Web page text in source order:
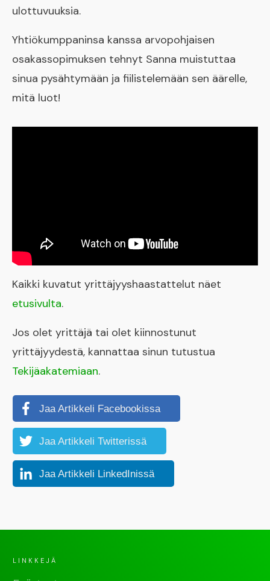
ulottuvuuksia.
Yhtiökumppaninsa kanssa arvopohjaisen
osakassopimuksen tehnyt Sanna muistuttaa
sinua pysähtymään ja fiilistelemään sen äärelle,
mitä luot!
Kaikki kuvatut yrittäjyyshaastattelut näet
etusivulta.
Jos olet yrittäjä tai olet kiinnostunut
yrittäjyydestä, kannattaa sinun tutustua
Tekijäakatemiaan.
Jaa Artikkeli Facebookissa
Jaa Artikkeli Twitterissä
Jaa Artikkeli LinkedInissä
LINKKEJÄ